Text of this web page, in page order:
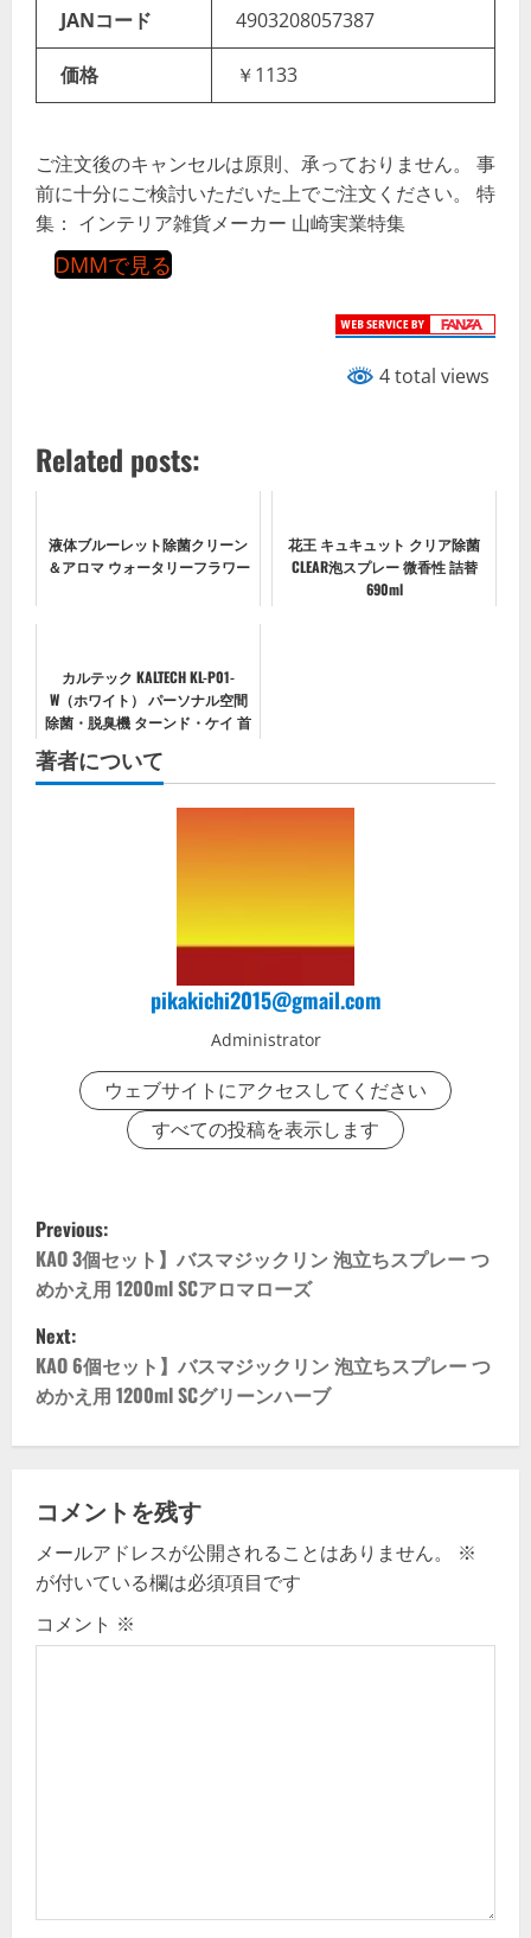
JANコード 4903208057387
価格 ￥1133
ご注文後のキャンセルは原則、承っておりません。 事
前に十分にご検討いただいた上でご注文ください。 特
集： インテリア雑貨メーカー 山崎実業特集
DMMで見る
4 total views
Related posts:
液体ブルーレット除菌クリーン
＆アロマ ウォータリーフラワー
花王 キュキュット クリア除菌
CLEAR泡スプレー 微香性 詰替
690ml
カルテック KALTECH KL-P01-
W（ホワイト） パーソナル空間
除菌・脱臭機 ターンド・ケイ 首
著者について
pikakichi2015@gmail.com
Administrator
ウェブサイトにアクセスしてください
すべての投稿を表示します
P
o
s
t
n
v
i
g
Previous:
KAO 3個セット】バスマジックリン 泡立ちスプレー つ
めかえ用 1200ml SCアロマローズ
Next:
KAO 6個セット】バスマジックリン 泡立ちスプレー つ
めかえ用 1200ml SCグリーンハーブ
コメントを残す
メールアドレスが公開されることはありません。
※
が付いている欄は必須項目です
コメント ※